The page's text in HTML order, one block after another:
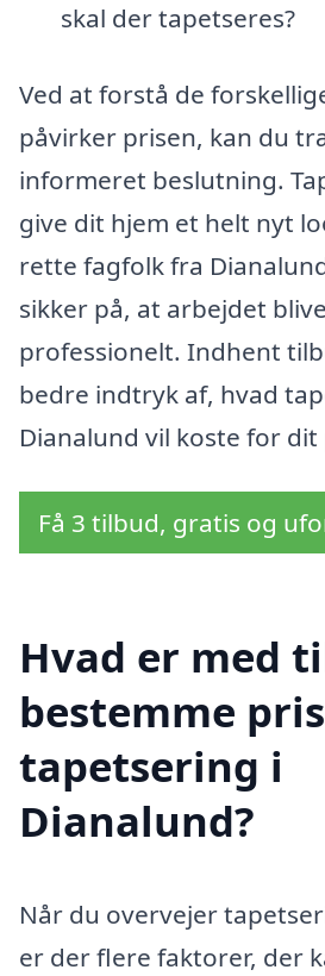
skal der tapetseres?
Ved at forstå de
påvirker prisen, kan du
informeret beslutning.
give dit hjem et helt nyt
rette fagfolk fra
sikker på, at arbejdet
professionelt. Indhent
bedre indtryk af, hvad
Dianalund vil koste for
Få 3 tilbud, gratis og
Hvad er med
bestemme
tapetsering i
Dianalund?
Når du overvejer
er der flere faktorer, der